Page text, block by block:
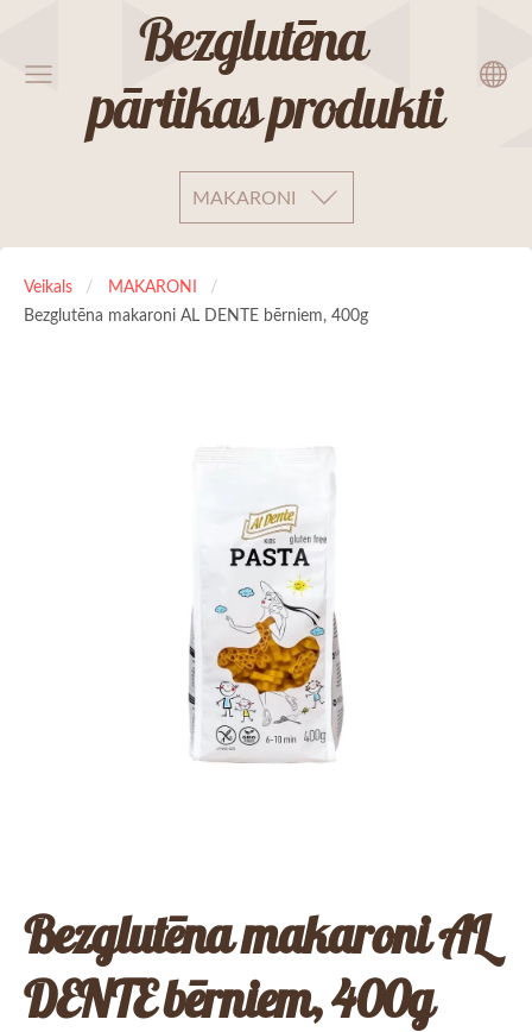
Bezglutēna
pārtikas produkti
MAKARONI
Veikals
MAKARONI
Bezglutēna makaroni AL DENTE bērniem, 400g
Bezglutēna makaroni AL
DENTE bērniem, 400g